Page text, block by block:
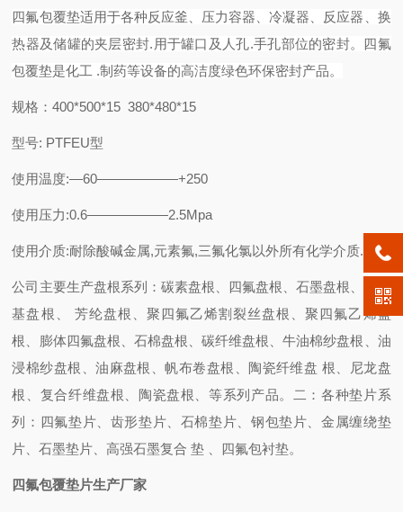
四氟包覆垫适用于各种反应釜、压力容器、冷凝器、反应器、换
热器及储罐的夹层密封.用于罐口及人孔.手孔部位的密封。四氟
包覆垫是化工 .制药等设备的高洁度绿色环保密封产品。
规格：400*500*15 380*480*15
型号: PTFEU型
使用温度:—60——————+250
使用压力:0.6——————2.5Mpa
使用介质:耐除酸碱金属,元素氟,三氟化氯以外所有化学介质.
公司主要生产盘根系列：碳素盘根、四氟盘根、石墨盘根、高水
基盘根、 芳纶盘根、聚四氟乙烯割裂丝盘根、聚四氟乙烯盘
根、膨体四氟盘根、石棉盘根、碳纤维盘根、牛油棉纱盘根、油
浸棉纱盘根、油麻盘根、帆布卷盘根、陶瓷纤维盘 根、尼龙盘
根、复合纤维盘根、陶瓷盘根、等系列产品。二：各种垫片系
列：四氟垫片、齿形垫片、石棉垫片、钢包垫片、金属缠绕垫
片、石墨垫片、高强石墨复合 垫 、四氟包衬垫。
四氟包覆垫片生产厂家